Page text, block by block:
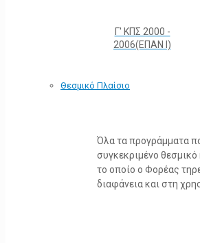
Γ' ΚΠΣ 2000 -
2006(ΕΠΑΝ Ι)
Θεσμικό Πλαίσιο
Όλα τα προγράμματα
συγκεκριμένο θεσμικό
το οποίο ο Φορέας
διαφάνεια και στη